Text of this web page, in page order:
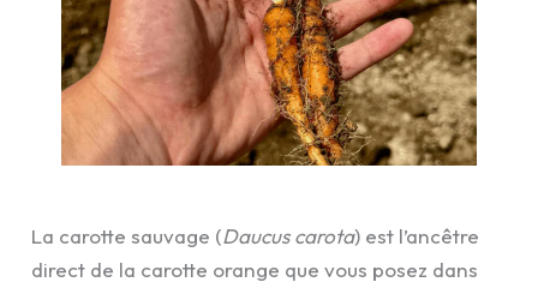
La carotte sauvage (Daucus carota) est l’ancêtre
direct de la carotte orange que vous posez dans